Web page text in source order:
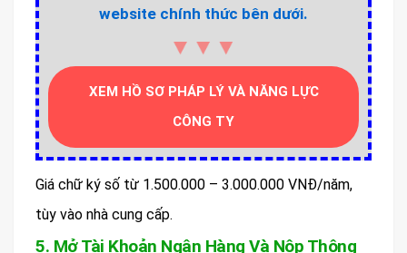
website chính thức bên dưới.
▼▼▼
XEM HỒ SƠ PHÁP LÝ VÀ NĂNG LỰC
CÔNG TY
Giá chữ ký số từ 1.500.000 – 3.000.000 VNĐ/năm,
tùy vào nhà cung cấp.
5. Mở Tài Khoản Ngân Hàng Và Nộp Thông